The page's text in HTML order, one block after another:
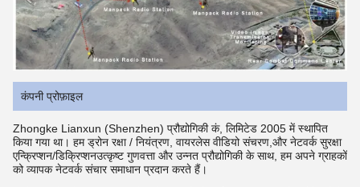
कंपनी प्रोफ़ाइल
Zhongke Lianxun (Shenzhen) प्रौद्योगिकी कं, लिमिटेड 2005 में स्थापित
किया गया था। हम ड्रोन रक्षा / नियंत्रण, वायरलेस वीडियो संचरण,और नेटवर्क सुरक्षा
एन्क्रिप्शन/डिक्रिप्शनउत्कृष्ट गुणवत्ता और उन्नत प्रौद्योगिकी के साथ, हम अपने ग्राहकों
को व्यापक नेटवर्क संचार समाधान प्रदान करते हैं।